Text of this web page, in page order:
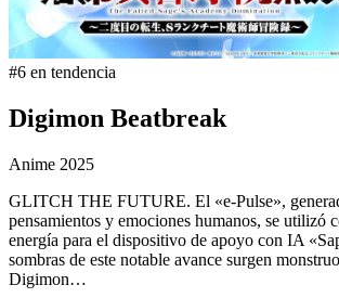
#6 en tendencia
Digimon Beatbreak
Anime 2025
GLITCH THE FUTURE. El «e-Pulse»,
pensamientos y emociones humanos, se utilizó
energía para el dispositivo de apoyo con IA
sombras de este notable avance surgen
Digimon…